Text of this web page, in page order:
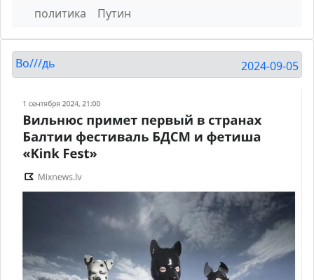
политика
Путин
Во///дь 2024-09-05